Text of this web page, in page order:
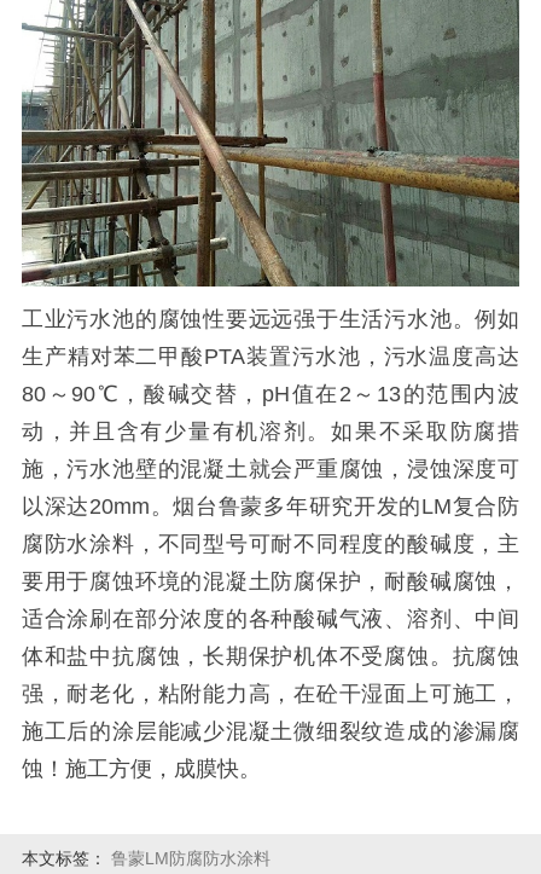
工业污水池的腐蚀性要远远强于生活污水池。例如
生产精对苯二甲酸PTA装置污水池，污水温度高达
80～ 90℃，酸碱交替， pH值在 2 ～ 13的范围内波
动，并且含有少量有机溶剂。如果不采取防腐措
施，污水池壁的混凝土就会严重腐蚀，浸蚀深度可
以深达20mm。烟台鲁蒙多年研究开发的LM复合防
腐防水涂料，不同型号可耐不同程度的酸碱度，主
要用于腐蚀环境的混凝土防腐保护，耐酸碱腐蚀，
适合涂刷在部分浓度的各种酸碱气液、溶剂、中间
体和盐中抗腐蚀，长期保护机体不受腐蚀。抗腐蚀
强，耐老化，粘附能力高，在砼干湿面上可施工，
施工后的涂层能减少混凝土微细裂纹造成的渗漏腐
蚀！施工方便，成膜快。
本文标签： 鲁蒙LM防腐防水涂料